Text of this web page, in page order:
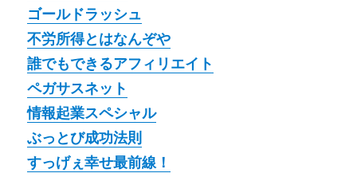
ゴールドラッシュ
不労所得とはなんぞや
誰でもできるアフィリエイト
ペガサスネット
情報起業スペシャル
ぶっとび成功法則
すっげぇ幸せ最前線！